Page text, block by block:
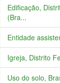
Edificação,
(Bra...
Entidade
Igreja, Distrito
Uso do solo,